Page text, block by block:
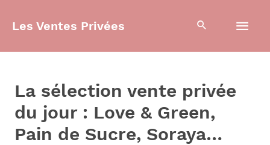
Les Ventes Privées
La sélection vente privée
du jour : Love & Green,
Pain de Sucre, Soraya…